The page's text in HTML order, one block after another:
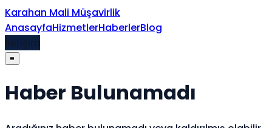
İçeriğe atla
Karahan Mali Müşavirlik
AnasayfaHizmetlerHaberlerBlog
≡
Haber Bulunamadı